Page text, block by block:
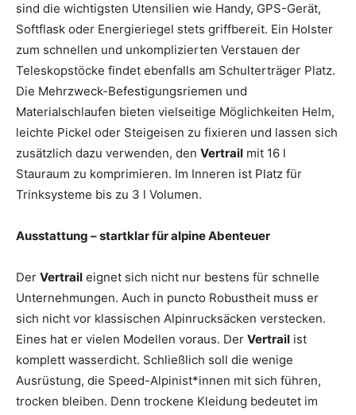
sind die wichtigsten Utensilien wie Handy, GPS-Gerät,
Softflask oder Energieriegel stets griffbereit. Ein Holster
zum schnellen und unkomplizierten Verstauen der
Teleskopstöcke findet ebenfalls am Schulterträger Platz.
Die Mehrzweck-Befestigungsriemen und
Materialschlaufen bieten vielseitige Möglichkeiten Helm,
leichte Pickel oder Steigeisen zu fixieren und lassen sich
zusätzlich dazu verwenden, den Vertrail mit 16 l
Stauraum zu komprimieren. Im Inneren ist Platz für
Trinksysteme bis zu 3 l Volumen.
Ausstattung – startklar für alpine Abenteuer
Der Vertrail eignet sich nicht nur bestens für schnelle
Unternehmungen. Auch in puncto Robustheit muss er
sich nicht vor klassischen Alpinrucksäcken verstecken.
Eines hat er vielen Modellen voraus. Der Vertrail ist
komplett wasserdicht. Schließlich soll die wenige
Ausrüstung, die Speed-Alpinist*innen mit sich führen,
trocken bleiben. Denn trockene Kleidung bedeutet im